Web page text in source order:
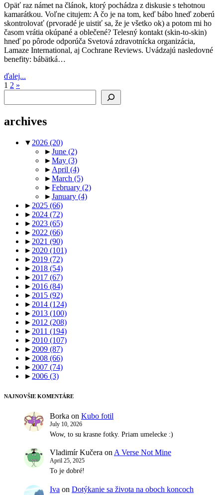
Opäť raz námet na článok, ktorý pochádza z diskusie s tehotnou
kamarátkou. Voľne citujem: A čo je na tom, keď bábo hneď zoberú
skontrolovať (prvoradé je uistiť sa, že je všetko ok) a potom mi ho
časom vrátia okúpané a oblečené? Telesný kontakt (skin-to-skin)
hneď po pôrode odporúča Svetová zdravotnícka organizácia,
Lamaze International, aj Cochrane Reviews. Uvádzajú nasledovné
benefity: bábätká…
ďalej...
Posts
1 2 Next
»
archives
▼ 2026 (20)
►June (2)
►May (3)
► April (4)
►March (5)
►February (2)
►January (4)
► 2025 (66)
► 2024 (72)
► 2023 (65)
► 2022 (66)
► 2021 (90)
► 2020 (101)
► 2019 (72)
► 2018 (54)
► 2017 (67)
► 2016 (84)
► 2015 (92)
► 2014 (124)
► 2013 (100)
► 2012 (208)
► 2011 (194)
► 2010 (107)
► 2009 (87)
► 2008 (66)
► 2007 (74)
► 2006 (3)
NAJNOVŠIE KOMENTÁRE
Borka on Kubo fotil
July 10, 2026
Wow, to su krasne fotky. Priam umelecke :)
Vladimír Kučera on A Verse Not Mine
April 25, 2025
To je dobré!
Iva on Dotýkanie sa života na oboch koncoch